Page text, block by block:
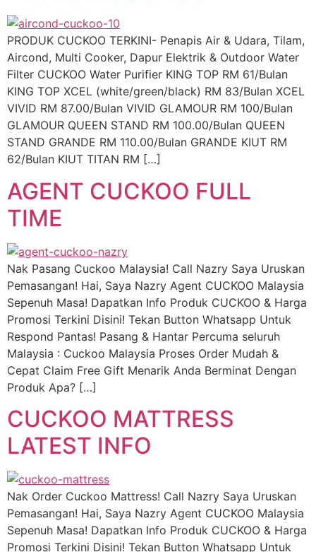
PRODUK CUCKOO TERKINI- Penapis Air & Udara, Tilam,
Aircond, Multi Cooker, Dapur Elektrik & Outdoor Water
Filter CUCKOO Water Purifier KING TOP RM 61/Bulan
KING TOP XCEL (white/green/black) RM 83/Bulan XCEL
VIVID RM 87.00/Bulan VIVID GLAMOUR RM 100/Bulan
GLAMOUR QUEEN STAND RM 100.00/Bulan QUEEN
STAND GRANDE RM 110.00/Bulan GRANDE KIUT RM
62/Bulan KIUT TITAN RM […]
AGENT CUCKOO FULL
TIME
Nak Pasang Cuckoo Malaysia! Call Nazry Saya Uruskan
Pemasangan! Hai, Saya Nazry Agent CUCKOO Malaysia
Sepenuh Masa! Dapatkan Info Produk CUCKOO & Harga
Promosi Terkini Disini! Tekan Button Whatsapp Untuk
Respond Pantas! Pasang & Hantar Percuma seluruh
Malaysia : Cuckoo Malaysia Proses Order Mudah &
Cepat Claim Free Gift Menarik Anda Berminat Dengan
Produk Apa? […]
CUCKOO MATTRESS
LATEST INFO
Nak Order Cuckoo Mattress! Call Nazry Saya Uruskan
Pemasangan! Hai, Saya Nazry Agent CUCKOO Malaysia
Sepenuh Masa! Dapatkan Info Produk CUCKOO & Harga
Promosi Terkini Disini! Tekan Button Whatsapp Untuk